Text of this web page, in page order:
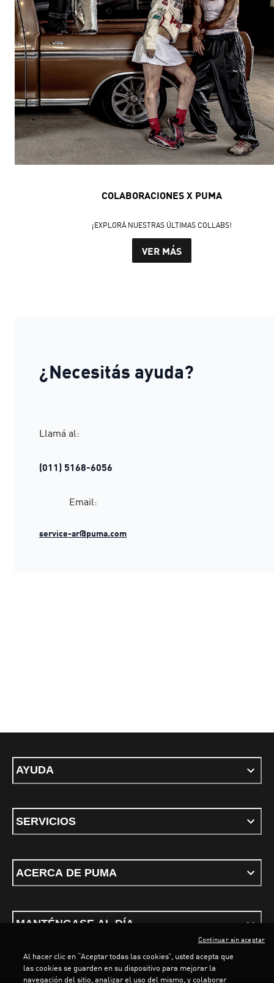
COLABORACIONES X PUMA
¡EXPLORÁ NUESTRAS ÚLTIMAS COLLABS!
VER MÁS
¿Necesitás ayuda?
Llamá al:
(011) 5168-6056
Email:
service-ar@puma.com
AYUDA
SERVICIOS
ACERCA DE PUMA
MANTÉNGASE AL DÍA
Al hacer clic en “Aceptar todas las cookies”, usted acepta que
las cookies se guarden en su dispositivo para mejorar la
navegación del sitio, analizar el uso del mismo, y colaborar
Continuar sin aceptar